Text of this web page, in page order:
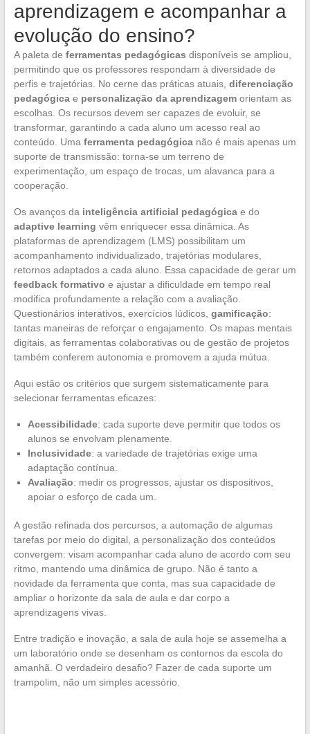
aprendizagem e acompanhar a
evolução do ensino?
A paleta de ferramentas pedagógicas disponíveis se ampliou,
permitindo que os professores respondam à diversidade de
perfis e trajetórias. No cerne das práticas atuais, diferenciação
pedagógicae personalização da aprendizagemorientam as
escolhas. Os recursos devem ser capazes de evoluir, se
transformar, garantindo a cada aluno um acesso real ao
conteúdo. Uma ferramenta pedagógicanão é mais apenas um
suporte de transmissão: torna-se um terreno de
experimentação, um espaço de trocas, um alavanca para a
cooperação.
Os avanços da inteligência artificial pedagógicae do
adaptive learning vêm enriquecer essa dinâmica. As
plataformas de aprendizagem (LMS) possibilitam um
acompanhamento individualizado, trajetórias modulares,
retornos adaptados a cada aluno. Essa capacidade de gerar um
feedback formativo e ajustar a dificuldade em tempo real
modifica profundamente a relação com a avaliação.
Questionários interativos, exercícios lúdicos, gamificação:
tantas maneiras de reforçar o engajamento. Os mapas mentais
digitais, as ferramentas colaborativas ou de gestão de projetos
também conferem autonomia e promovem a ajuda mútua.
Aqui estão os critérios que surgem sistematicamente para
selecionar ferramentas eficazes:
Acessibilidade: cada suporte deve permitir que todos os
alunos se envolvam plenamente.
Inclusividade: a variedade de trajetórias exige uma
adaptação contínua.
Avaliação: medir os progressos, ajustar os dispositivos,
apoiar o esforço de cada um.
A gestão refinada dos percursos, a automação de algumas
tarefas por meio do digital, a personalização dos conteúdos
convergem: visam acompanhar cada aluno de acordo com seu
ritmo, mantendo uma dinâmica de grupo. Não é tanto a
novidade da ferramenta que conta, mas sua capacidade de
ampliar o horizonte da sala de aula e dar corpo a
aprendizagens vivas.
Entre tradição e inovação, a sala de aula hoje se assemelha a
um laboratório onde se desenham os contornos da escola do
amanhã. O verdadeiro desafio? Fazer de cada suporte um
trampolim, não um simples acessório.